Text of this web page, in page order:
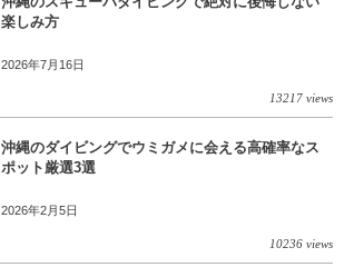
楽しみ方
2026年7月16日
13217 views
沖縄のダイビングでウミガメに会える高確率なス
ポット厳選3選
2026年2月5日
10236 views